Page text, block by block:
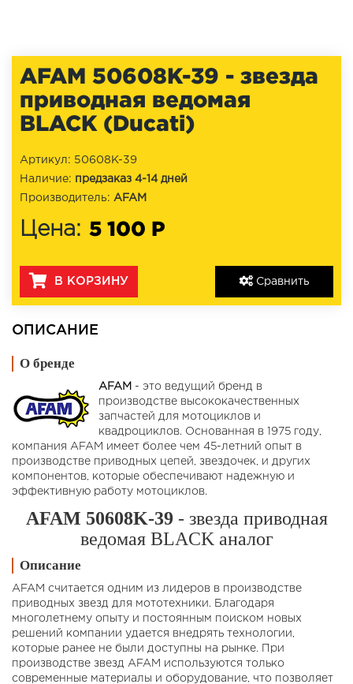
AFAM 50608K-39 - звезда
приводная ведомая
BLACK (Duсati)
Сравнить
Артикул: 50608K-39
Наличие: предзаказ 4-14 дней
Производитель: AFAM
Цена: 5 100 Р
В КОРЗИНУ
ОПИСАНИЕ
О бренде
AFAM - это ведущий бренд в
производстве высококачественных
запчастей для мотоциклов и
квадроциклов. Основанная в 1975 году,
компания AFAM имеет более чем 45-летний опыт в
производстве приводных цепей, звездочек, и других
компонентов, которые обеспечивают надежную и
эффективную работу мотоциклов.
AFAM 50608K-39- звезда приводная
ведомая BLACK аналог
Описание
AFAM считается одним из лидеров в производстве
приводных звезд для мототехники. Благодаря
многолетнему опыту и постоянным поиском новых
решений компании удается внедрять технологии,
которые ранее не были доступны на рынке. При
производстве звезд AFAM используются только
современные материалы и оборудование, что позволяет